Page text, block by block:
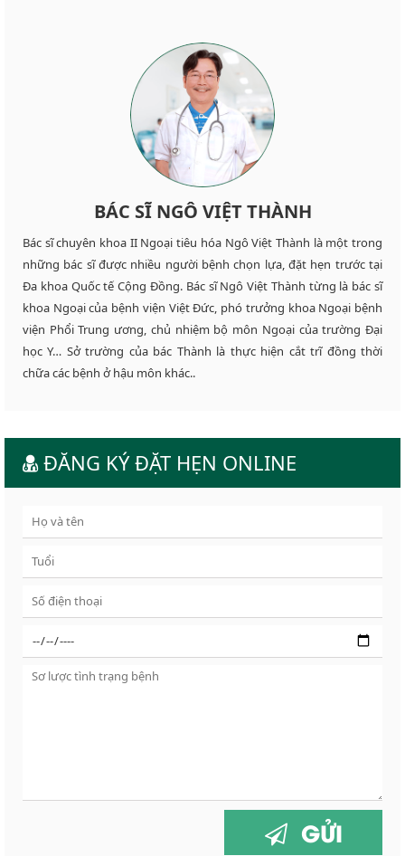
BÁC SĨ NGÔ VIỆT THÀNH
Bác sĩ chuyên khoa II Ngoại tiêu hóa Ngô Việt Thành là một trong
những bác sĩ được nhiều người bệnh chọn lựa, đặt hẹn trước tại
Đa khoa Quốc tế Cộng Đồng. Bác sĩ Ngô Việt Thành từng là bác sĩ
khoa Ngoại của bệnh viện Việt Đức, phó trưởng khoa Ngoại bệnh
viện Phổi Trung ương, chủ nhiệm bộ môn Ngoại của trường Đại
học Y… Sở trường của bác Thành là thực hiện cắt trĩ đồng thời
chữa các bệnh ở hậu môn khác..
ĐĂNG KÝ ĐẶT HẸN ONLINE
GỬI